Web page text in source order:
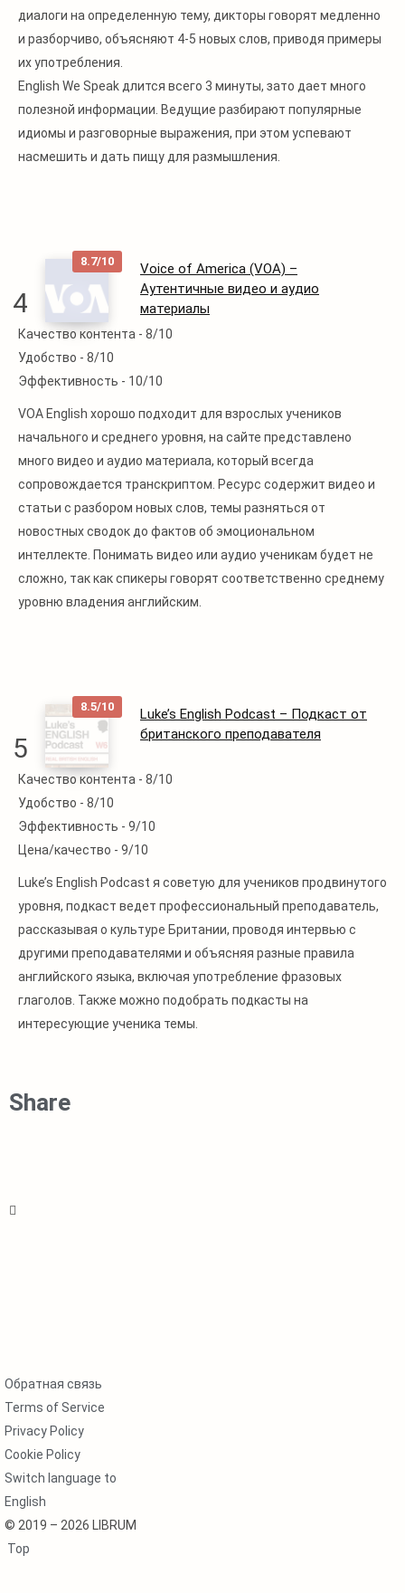
диалоги на определенную тему, дикторы говорят медленно
и разборчиво, объясняют 4-5 новых слов, приводя примеры
их употребления.
English We Speak длится всего 3 минуты, зато дает много
полезной информации. Ведущие разбирают популярные
идиомы и разговорные выражения, при этом успевают
насмешить и дать пищу для размышления.
4
8.7/10
Читать
Voice of America (VOA) –
Аутентичные видео и аудио
материалы
Качество контента - 8/10
Удобство - 8/10
Эффективность - 10/10
VOA English хорошо подходит для взрослых учеников
начального и среднего уровня, на сайте представлено
много видео и аудио материала, который всегда
сопровождается транскриптом. Ресурс содержит видео и
статьи с разбором новых слов, темы разняться от
новостных сводок до фактов об эмоциональном
интеллекте. Понимать видео или аудио ученикам будет не
сложно, так как спикеры говорят соответственно среднему
уровню владения английским.
5
8.5/10
Читать
Luke’s English Podcast – Подкаст от
британского преподавателя
Качество контента - 8/10
Удобство - 8/10
Эффективность - 9/10
Цена/качество - 9/10
Luke’s English Podcast я советую для учеников продвинутого
уровня, подкаст ведет профессиональный преподаватель,
рассказывая о культуре Британии, проводя интервью с
другими преподавателями и объясняя разные правила
английского языка, включая употребление фразовых
глаголов. Также можно подобрать подкасты на
интересующие ученика темы.
Share
Обратная связь
Terms of Service
Privacy Policy
Cookie Policy
Switch language to
English
© 2019 – 2026 LIBRUM
Top